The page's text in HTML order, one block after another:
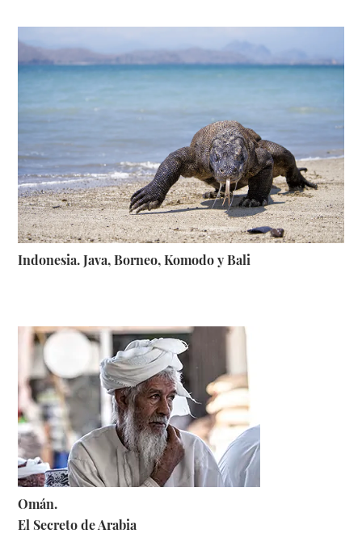
Indonesia. Java, Borneo, Komodo y Bali
Omán.
El Secreto de Arabia